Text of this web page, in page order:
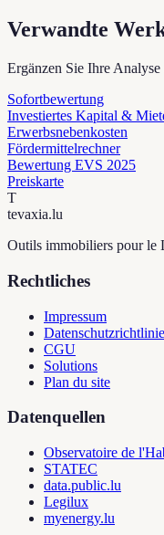
Verwandte
Ergänzen Sie Ihre
Sofortbewertung
Investiertes Kapital &
Erwerbsnebenkosten
Fördermittelrechner
Bewertung EVS 2025
Preiskarte
T
tevaxia.lu
Outils immobiliers pour le
Rechtliches
Impressum
Datenschutzrichtlinie
CGU
Solutions
Plan du site
Datenquellen
Observatoire de
STATEC
data.public.lu
Legilux
myenergy.lu